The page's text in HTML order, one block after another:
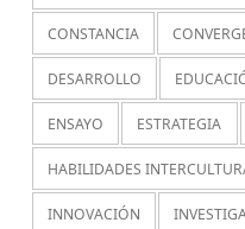
CONSTANCIA
DESARROLLO
ENSAYO ESTRATEGIA
HABILIDADES
INNOVACIÓN